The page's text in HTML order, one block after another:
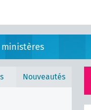
Nouveautés